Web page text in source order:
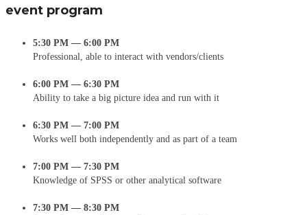
event program
5:30 PM — 6:00 PM
Professional, able to interact with vendors/clients
6:00 PM — 6:30 PM
Ability to take a big picture idea and run with it
6:30 PM — 7:00 PM
Works well both independently and as part of a team
7:00 PM — 7:30 PM
Knowledge of SPSS or other analytical software
7:30 PM — 8:30 PM